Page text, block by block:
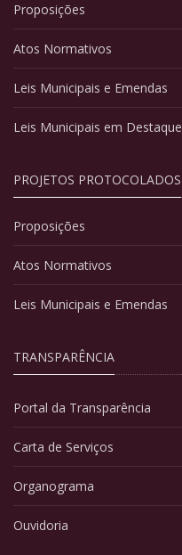
Proposições
Atos Normativos
Leis Municipais e Emendas
Leis Municipais em Destaque
PROJETOS PROTOCOLADOS
Proposições
Atos Normativos
Leis Municipais e Emendas
TRANSPARÊNCIA
Portal da Transparência
Carta de Serviços
Organograma
Ouvidoria